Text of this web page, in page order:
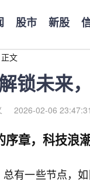
股市 新股
正文
锁未来
2026-02-06 23:47:31
章，科技浪
有一些节点，